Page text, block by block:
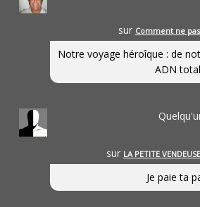
sur Comment ne
Notre voyage héroîque : de
ADN
sur LA PETITE
Je paie ta